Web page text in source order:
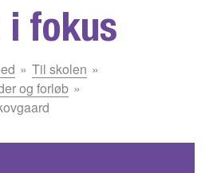
i fokus
Til skolen
og forløb